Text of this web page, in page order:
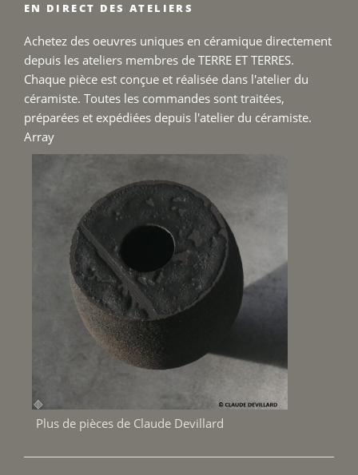
EN DIRECT DES ATELIERS
Achetez des oeuvres uniques en céramique directement
depuis les ateliers membres de TERRE ET TERRES.
Chaque pièce est conçue et réalisée dans l'atelier du
céramiste. Toutes les commandes sont traitées,
préparées et expédiées depuis l'atelier du céramiste.
Array
Plus de pièces de Claude Devillard